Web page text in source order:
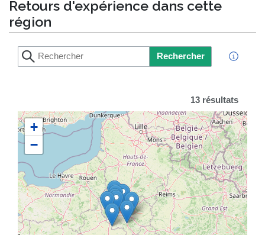
Retours d'expérience dans cette
région
Rechercher
13 résultats
+
−